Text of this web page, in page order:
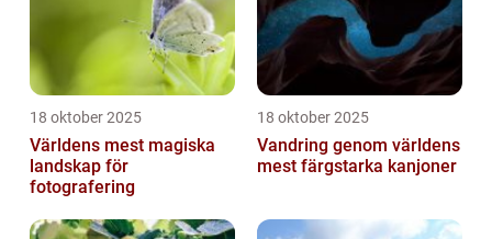
18 oktober 2025
Världens mest magiska
landskap för
fotografering
18 oktober 2025
Vandring genom världens
mest färgstarka kanjoner